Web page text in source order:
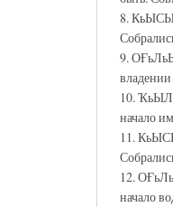
8. КьЫСЫ
9.
10.
начало
11.
12.
начало